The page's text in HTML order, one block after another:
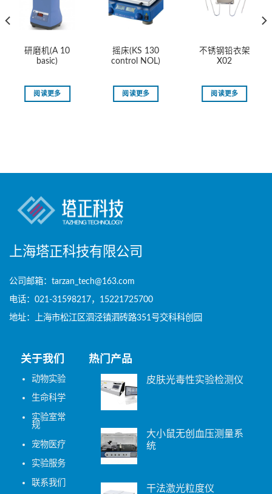
研磨机(A 10
basic)
阅读更多
摇床(KS 130
control NOL)
阅读更多
不锈钢铅衣架
X02
阅读更多
上海塔正科技有限公司
公司邮箱：tarzan_tech@163.com
电话：021-31598217，15221725700
地址：上海市松江区泗泾镇泗砖路351号交科科创园
关于我们
动物实验
生命科学
实验室常
规
宠物医疗
实验服务
联系我们
热门产品
皮肤光毒性实验检测仪
大小鼠无创血压测量系
统
干法激光粒度仪